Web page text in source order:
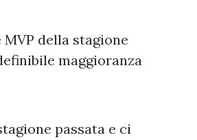
della stagione
maggioranza
passata e ci